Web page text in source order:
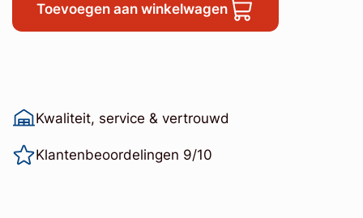
Toevoegen aan winkelwagen
Kwaliteit, service & vertrouwd
Klantenbeoordelingen 9/10